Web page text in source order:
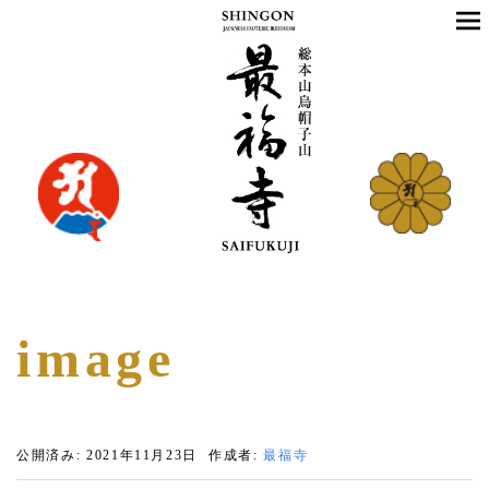
image
公開済み: 2021年11月23日 作成者:最福寺